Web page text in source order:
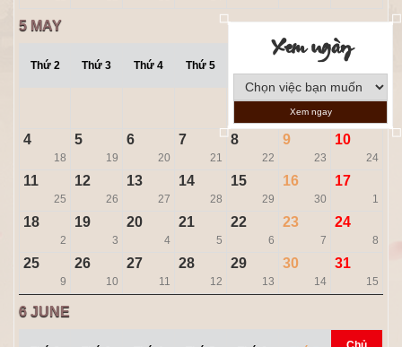
Xem ngày
Xem ngay
5 MAY
Thứ 2 Thứ 3 Thứ 4 Thứ 5 Thứ 7
Chủ
nhật
1 2
16
3
4
18
5
19
6
20
7
21
8
22
9
23
10
24
11
25
12
26
13
27
14
28
15
29
16
30
17
1
18
2
19
3
20
4
21
5
22
6
23
7
24
8
25
9
26
10
27
11
28
12
29
13
30
14
31
15
6 JUNE